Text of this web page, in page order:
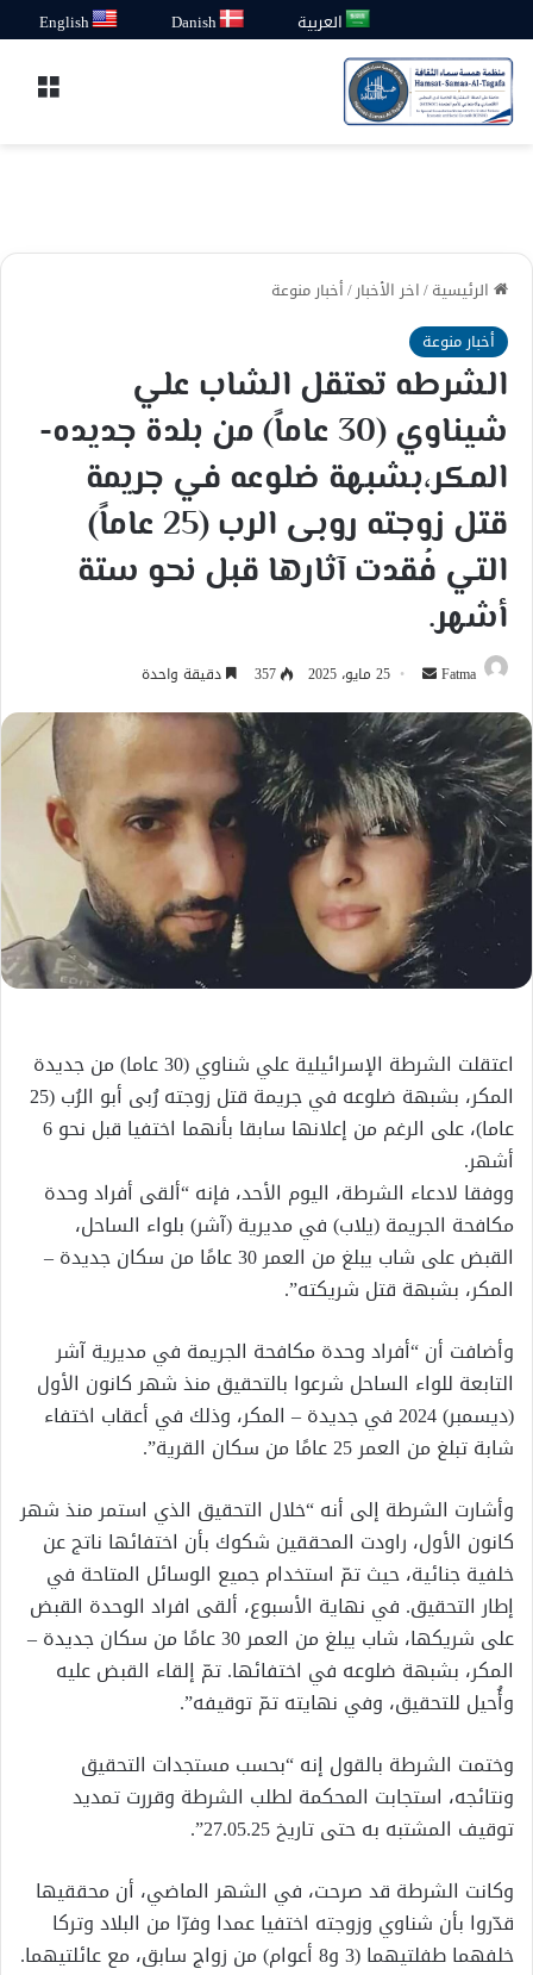
العربية Danish
English
الرئيسية/اخر الأخبار/أخبار منوعة
أخبار منوعة
الشرطه تعتقل الشاب علي
شيناوي (30 عاماً) من بلدة جديده-
المكر،بشبهة ضلوعه في جريمة
قتل زوجته روبى الرب (25 عاماً)
التي فُقدت آثارها قبل نحو ستة
أشهر.
Fatma
أرسل
إلكترونيا
25 مايو، 2025 357 دقيقة واحدة
اعتقلت الشرطة الإسرائيلية علي شناوي (30 عاما) من جديدة
المكر، بشبهة ضلوعه في جريمة قتل زوجته رُبى أبو الرُب (25
عاما)، على الرغم من إعلانها سابقا بأنهما اختفيا قبل نحو 6
أشهر.
ووفقا لادعاء الشرطة، اليوم الأحد، فإنه “ألقى أفراد وحدة
مكافحة الجريمة (يلاب) في مديرية (آشر) بلواء الساحل،
القبض على شاب يبلغ من العمر 30 عامًا من سكان جديدة –
المكر، بشبهة قتل شريكته”.
وأضافت أن “أفراد وحدة مكافحة الجريمة في مديرية آشر
التابعة للواء الساحل شرعوا بالتحقيق منذ شهر كانون الأول
(ديسمبر) 2024 في جديدة – المكر، وذلك في أعقاب اختفاء
شابة تبلغ من العمر 25 عامًا من سكان القرية”.
وأشارت الشرطة إلى أنه “خلال التحقيق الذي استمر منذ شهر
كانون الأول، راودت المحققين شكوك بأن اختفائها ناتج عن
خلفية جنائية، حيث تمّ استخدام جميع الوسائل المتاحة في
إطار التحقيق. في نهاية الأسبوع، ألقى افراد الوحدة القبض
على شريكها، شاب يبلغ من العمر 30 عامًا من سكان جديدة –
المكر، بشبهة ضلوعه في اختفائها. تمّ إلقاء القبض عليه
وأُحيل للتحقيق، وفي نهايته تمّ توقيفه”.
وختمت الشرطة بالقول إنه “بحسب مستجدات التحقيق
ونتائجه، استجابت المحكمة لطلب الشرطة وقررت تمديد
توقيف المشتبه به حتى تاريخ 27.05.25”.
وكانت الشرطة قد صرحت، في الشهر الماضي، أن محققيها
قدّروا بأن شناوي وزوجته اختفيا عمدا وفرّا من البلاد وتركا
خلفهما طفلتيهما (3 و8 أعوام) من زواج سابق، مع عائلتيهما.